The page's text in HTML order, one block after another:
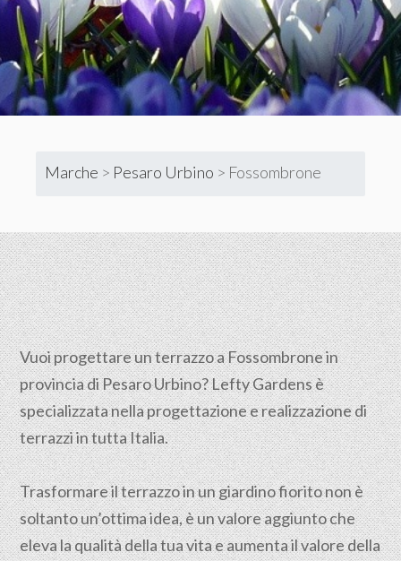
Marche > Pesaro Urbino > Fossombrone
Vuoi progettare un terrazzo a Fossombrone in
provincia di Pesaro Urbino? Lefty Gardens è
specializzata nella progettazione e realizzazione di
terrazzi in tutta Italia.
Trasformare il terrazzo in un giardino fiorito non è
soltanto un’ottima idea, è un valore aggiunto che
eleva la qualità della tua vita e aumenta il valore della